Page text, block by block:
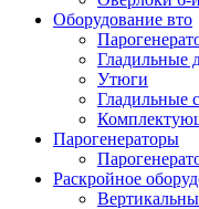
Оборудование вто
Гладильные
Утюги
Гладильные
Парогенераторы
Раскройное